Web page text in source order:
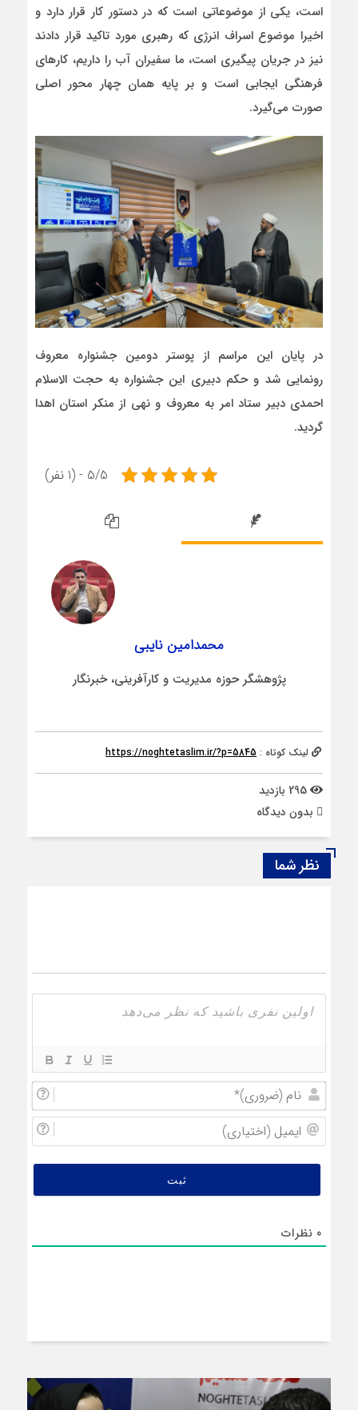
است، یکی از موضوعاتی است که در دستور کار قرار دارد و
اخیرا موضوع اسراف انرژی که رهبری مورد تاکید قرار دادند
نیز در جریان پیگیری است، ما سفیران آب را داریم، کارهای
فرهنگی ایجابی است و بر پایه همان چهار محور اصلی
صورت می‌گیرد.
در پایان این مراسم از پوستر دومین جشنواره معروف
رونمایی شد و حکم دبیری این جشنواره به حجت الاسلام
احمدی دبیر ستاد امر به معروف و نهی از منکر استان اهدا
گردید.
5/5 - (1 نفر)
محمدامین نایبی
پژوهشگر حوزه مدیریت و کارآفرینی، خبرنگار
لینک کوتاه : https://noghtetaslim.ir/?p=5845
بدون دیدگاه
نظر شما
نام
0 نظرات